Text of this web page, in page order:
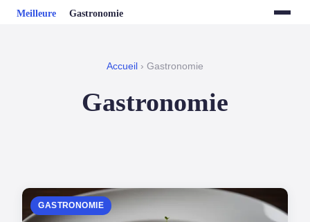
Accueil › Gastronomie
Gastronomie
GASTRONOMIE